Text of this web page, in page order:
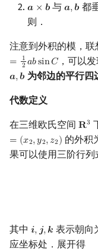
𝒂 × 𝒃
a×b 与 𝒂,𝒃
a,b 都
则．
注意到外积的模，
= 1
2 𝑎𝑏sin𝐶 ，可以
𝒂,𝒃
a,b 为邻边的平行四
代数定义
在三维欧氏空间 𝐑3
R3
= (𝑥2,𝑦2,𝑧2) 的外积
果可以使用三阶行列
其中 𝒊,𝒋,𝒌
i,j ,k 表示朝向
应坐标处．展开得